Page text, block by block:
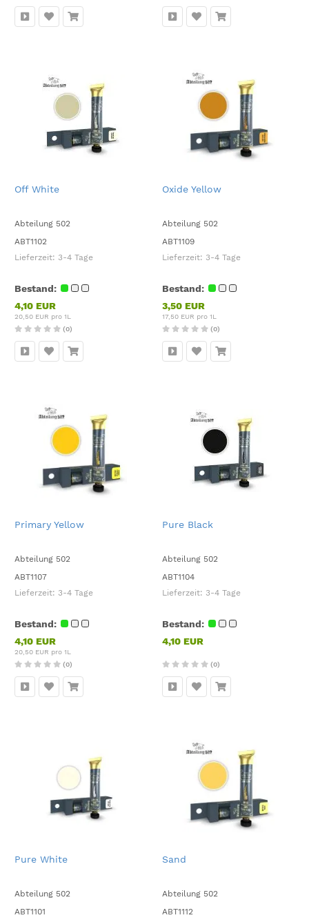
Off White
Abteilung 502
ABT1102
Lieferzeit: 3-4 Tage
Bestand:
4,10 EUR
20,50 EUR pro 1L
(0)
Oxide Yellow
Abteilung 502
ABT1109
Lieferzeit: 3-4 Tage
Bestand:
3,50 EUR
17,50 EUR pro 1L
(0)
Primary Yellow
Abteilung 502
ABT1107
Lieferzeit: 3-4 Tage
Bestand:
4,10 EUR
20,50 EUR pro 1L
(0)
Pure Black
Abteilung 502
ABT1104
Lieferzeit: 3-4 Tage
Bestand:
4,10 EUR
(0)
Pure White
Abteilung 502
ABT1101
Sand
Abteilung 502
ABT1112